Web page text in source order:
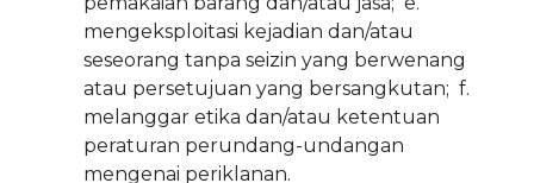
mengeksploitasi kejadian dan/atau
seseorang tanpa seizin yang berwenang
atau persetujuan yang bersangkutan; f.
melanggar etika dan/atau ketentuan
peraturan perundang-undangan
mengenai periklanan.